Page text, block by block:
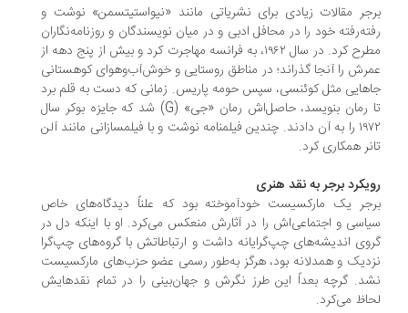
مقالات زیادی برای نشریاتی مانند «نیواستیتسمن» نوشت و
خود را در محافل ادبی و در میان نویسندگان و روزنامه‌نگاران
مطرح کرد. در سال ۱۹۶۲، به فرانسه مهاجرت کرد و بیش از پنج دهه از
را آنجا گذراند؛ در مناطق روستایی و خوش‌آب‌و‌هوای کوهستانی
مثل کوئنسی، سپس حومه پاریس. زمانی که دست به قلم برد
تا رمان بنویسد، حاصل‌اش رمان «جی» (G) شد که جایزه بوکر سال
۱۹۷۲ را به آن دادند. چندین فیلمنامه نوشت و با فیلمسازانی مانند آلن
همکاری کرد.
برجر به نقد هنری
یک مارکسیست خودآموخته بود که علناً دیدگاه‌های خاص
و اجتماعی‌اش را در آثارش منعکس می‌کرد. او با اینکه دل در
اندیشه‌های چپ‌گرایانه داشت و ارتباطاتش با گروه‌های چپ‌گرا
و همدلانه بود، هرگز به‌طور رسمی عضو حزب‌های مارکسیست
گرچه بعداً این طرز نگرش و جهان‌بینی را در تمام نقدهایش
می‌کرد.